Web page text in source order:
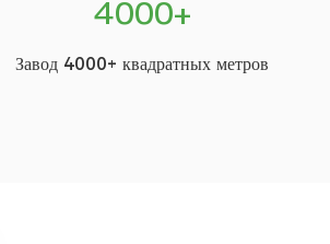
4000+
Завод 4000+ квадратных метров